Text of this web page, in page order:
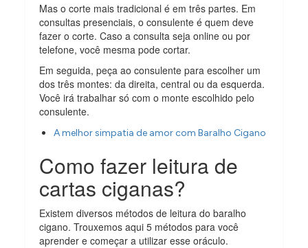
Mas o corte mais tradicional é em três partes. Em
consultas presenciais, o consulente é quem deve
fazer o corte. Caso a consulta seja online ou por
telefone, você mesma pode cortar.
Em seguida, peça ao consulente para escolher um
dos três montes: da direita, central ou da esquerda.
Você irá trabalhar só com o monte escolhido pelo
consulente.
A melhor simpatia de amor com Baralho Cigano
Como fazer leitura de
cartas ciganas?
Existem diversos métodos de leitura do baralho
cigano. Trouxemos aqui 5 métodos para você
aprender e começar a utilizar esse oráculo.